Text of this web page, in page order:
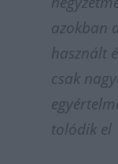
azokban
használt
csak
tolódik el